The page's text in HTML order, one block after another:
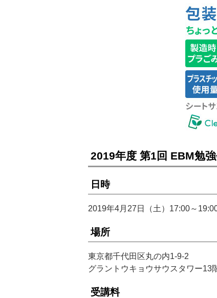
2019年度 第1回 EBM勉強
日時
2019年4月27日（土）17:00～
場所
東京都千代田区丸の内1-9-2
グラントウキョウサウスタワー13
受講料